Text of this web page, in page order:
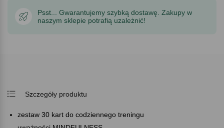
Psst... Gwarantujemy szybką dostawę. Zakupy w
naszym sklepie potrafią uzależnić!
Szczegóły produktu
zestaw 30 kart do codziennego treningu